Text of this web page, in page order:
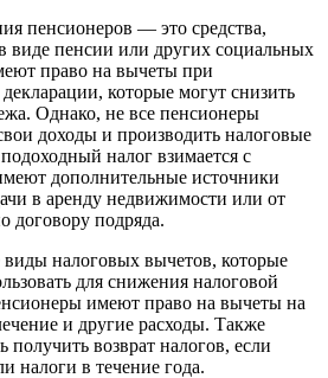
пенсионеров — это средства,
виде пенсии или других социальных
право на вычеты при
которые могут снизить
Однако, не все пенсионеры
доходы и производить налоговые
налог взимается с
дополнительные источники
в аренду недвижимости или от
договору подряда.
налоговых вычетов, которые
для снижения налоговой
имеют право на вычеты на
и другие расходы. Также
получить возврат налогов, если
налоги в течение года.